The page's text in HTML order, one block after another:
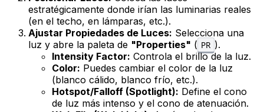
estratégicamente donde irían las luminarias reales
(en el techo, en lámparas, etc.).
Ajustar Propiedades de Luces: Selecciona una
luz y abre la paleta de "Properties" ( PR ).
Intensity Factor: Controla el brillo de la luz.
Color: Puedes cambiar el color de la luz
(blanco cálido, blanco frío, etc.).
Hotspot/Falloff (Spotlight): Define el cono
de luz más intenso y el cono de atenuación.